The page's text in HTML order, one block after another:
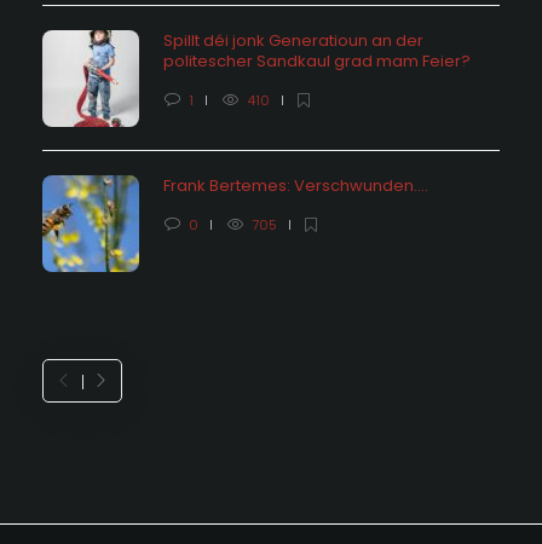
Spillt déi jonk Generatioun an der
politescher Sandkaul grad mam Feier?
1 410
Frank Bertemes: Verschwunden….
0 705